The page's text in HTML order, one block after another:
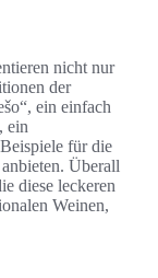
nicht nur
der
ein einfach
ein
für die
Überall
diese leckeren
Weinen,